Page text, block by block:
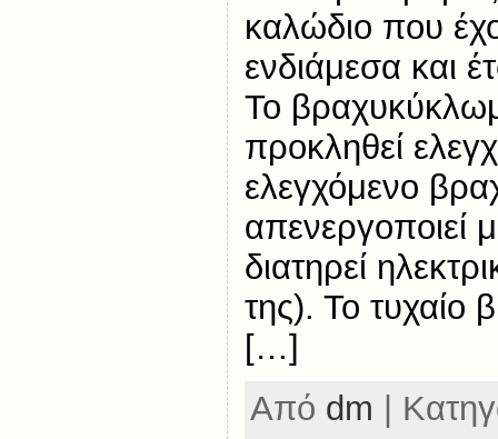
καλώδιο που
ενδιάμεσα και
Το
προκληθεί
ελεγχόμενο
απενεργοποιεί
διατηρεί
της). Το τυχαίο
[…]
Από dm |